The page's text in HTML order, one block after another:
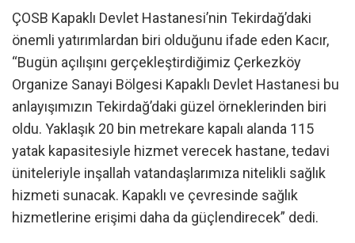
ÇOSB Kapaklı Devlet Hastanesi’nin Tekirdağ’daki
önemli yatırımlardan biri olduğunu ifade eden Kacır,
“Bugün açılışını gerçekleştirdiğimiz Çerkezköy
Organize Sanayi Bölgesi Kapaklı Devlet Hastanesi bu
anlayışımızın Tekirdağ’daki güzel örneklerinden biri
oldu. Yaklaşık 20 bin metrekare kapalı alanda 115
yatak kapasitesiyle hizmet verecek hastane, tedavi
üniteleriyle inşallah vatandaşlarımıza nitelikli sağlık
hizmeti sunacak. Kapaklı ve çevresinde sağlık
hizmetlerine erişimi daha da güçlendirecek” dedi.